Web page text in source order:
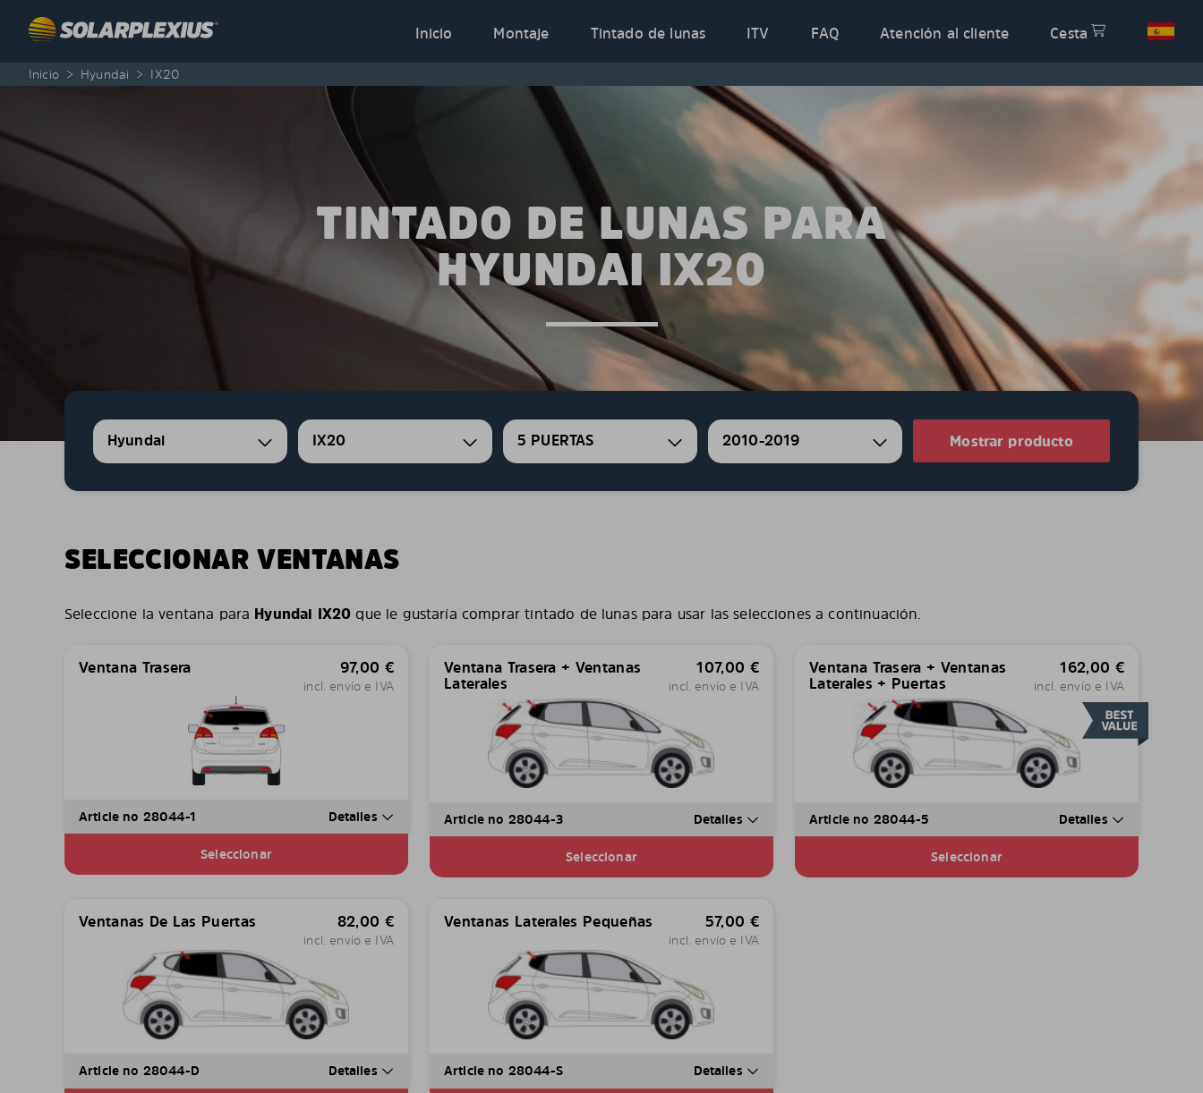
Inicio
Montaje Tintado de lunas ITV FAQ Atención al cliente Cesta
Inicio > Hyundai > IX20
TINTADO DE LUNAS PARA
HYUNDAI IX20
Hyundai IX20 5 PUERTAS 2010-2019 Mostrar producto
SELECCIONAR VENTANAS
Seleccione la ventana para Hyundai IX20 que le gustaría comprar tintado de lunas para usar las selecciones a continuación.
Ventana Trasera 97,00 €
incl. envío e IVA
Article no 28044-1 Detalles
Seleccionar
Ventana Trasera + Ventanas
Laterales
107,00 €
incl. envío e IVA
Article no 28044-3 Detalles
Seleccionar
Ventana Trasera + Ventanas
Laterales + Puertas
162,00 €
incl. envío e IVA
Article no 28044-5 Detalles
Seleccionar
Ventanas De Las Puertas 82,00 €
incl. envío e IVA
Article no 28044-D Detalles
Ventanas Laterales Pequeñas 57,00 €
incl. envío e IVA
Article no 28044-S Detalles